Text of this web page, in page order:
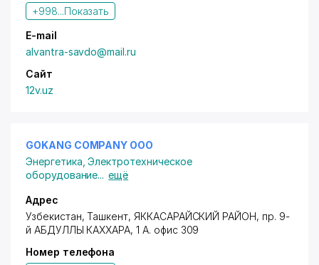
+998...Показать
E-mail
alvantra-savdo@mail.ru
Сайт
12v.uz
GOKANG COMPANY ООО
Энергетика ,Электротехническое
оборудование... ещё
Адрес
Узбекистан, Ташкент, ЯККАСАРАЙСКИЙ РАЙОН, пр. 9-
й АБДУЛЛЫ КАХХАРА, 1 А. офис 309
Номер телефона